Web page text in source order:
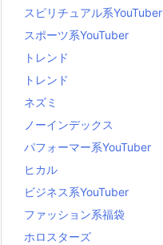
スピリチュアル系YouTuber
スポーツ系YouTuber
トレンド
トレンド
ネズミ
ノーインデックス
パフォーマー系YouTuber
ヒカル
ビジネス系YouTuber
ファッション系福袋
ホロスターズ